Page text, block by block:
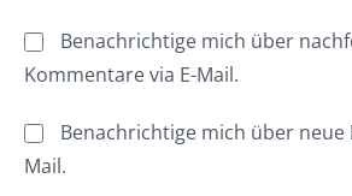
Benachrichtige mich über
Kommentare via E-Mail.
Benachrichtige mich über neue
Mail.